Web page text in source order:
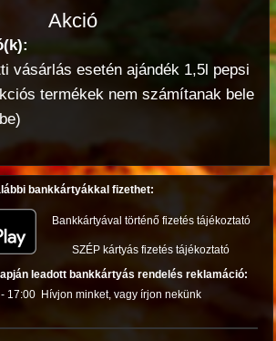
Akció
vásárlás esetén ajándék 1,5l pepsi
termékek nem számítanak bele
bankkártyákkal fizethet:
Bankkártyával történő fizetés tájékoztató
SZÉP kártyás fizetés tájékoztató
leadott bankkártyás rendelés reklamáció:
17:00 Hívjon minket, vagy írjon nekünk